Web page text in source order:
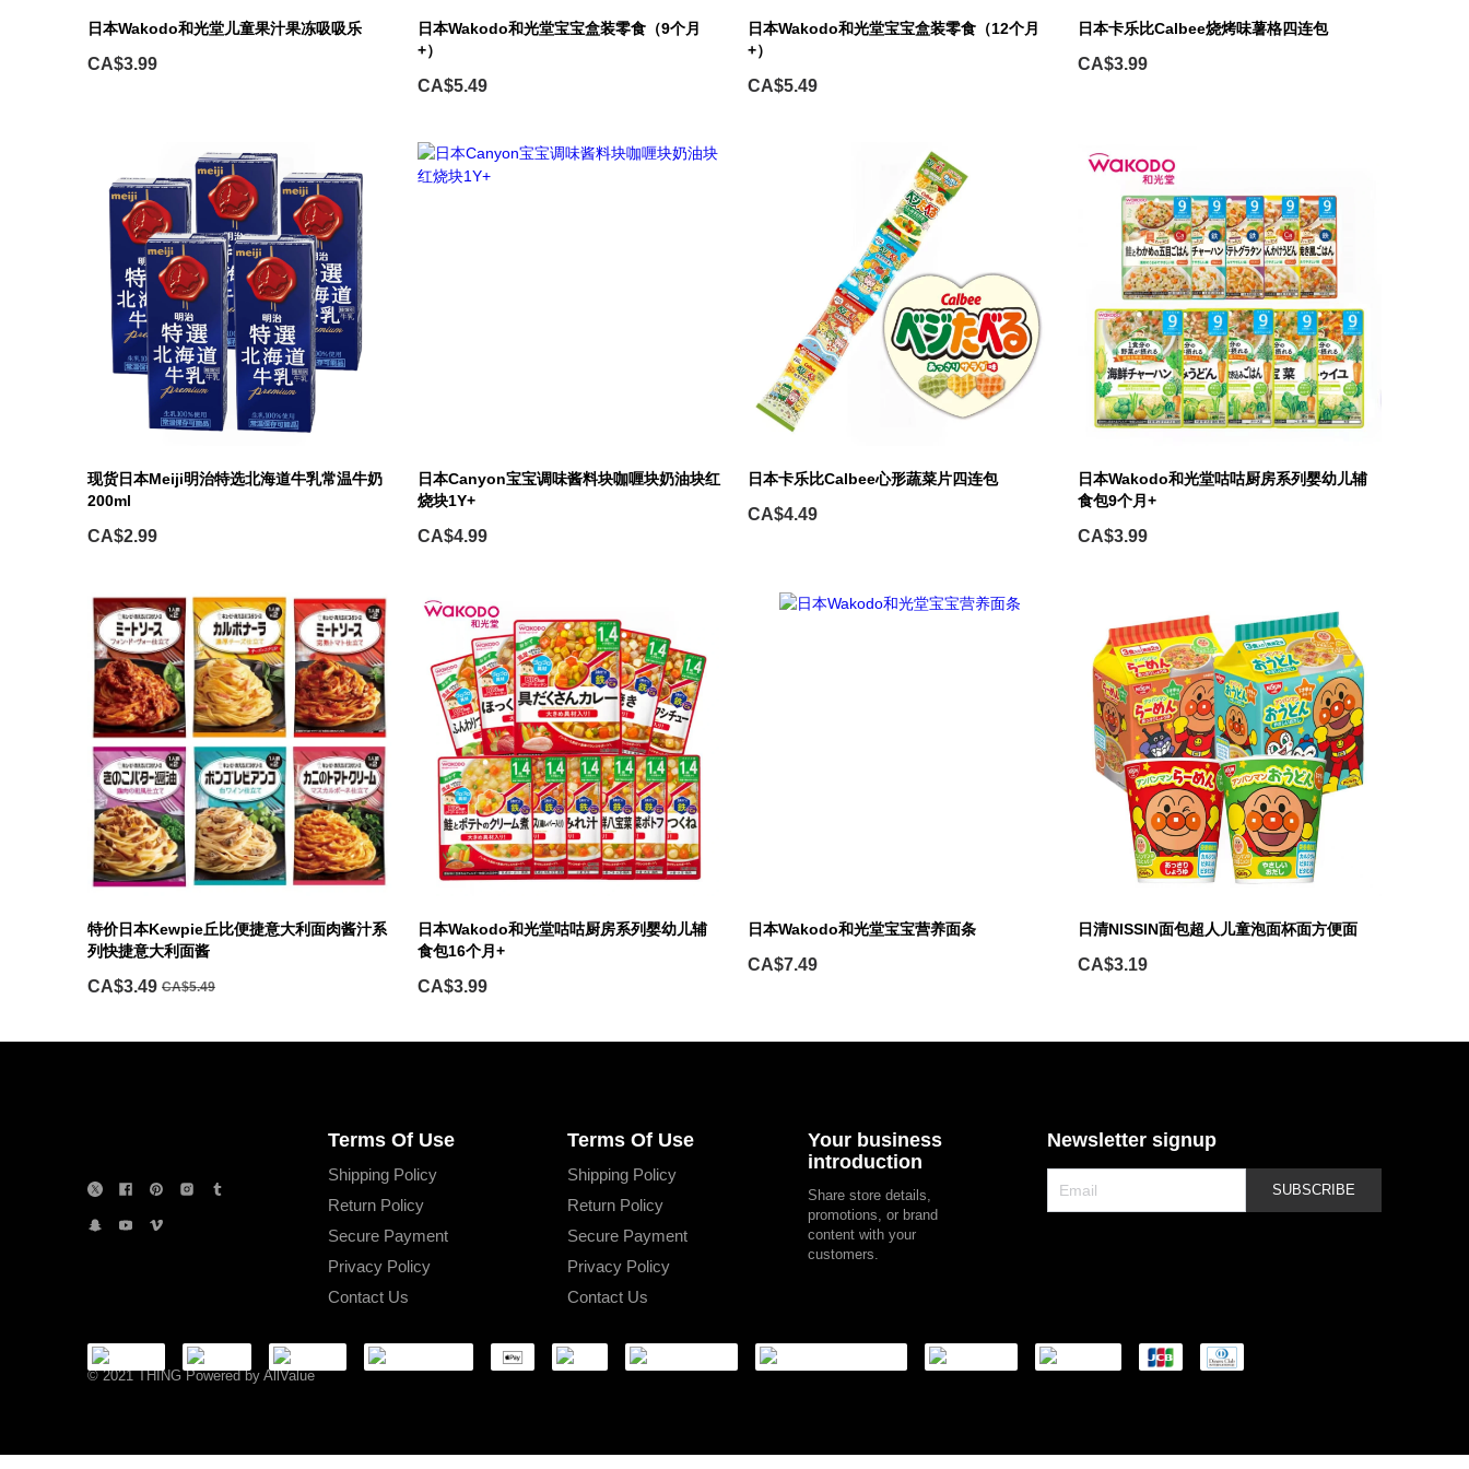
日本Wakodo和光堂儿童果汁果冻吸吸乐
CA$3.99
日本Wakodo和光堂宝宝盒装零食（9个月
+）
CA$5.49
日本Wakodo和光堂宝宝盒装零食（12个月
+）
CA$5.49
日本卡乐比Calbee烧烤味薯格四连包
CA$3.99
现货日本Meiji明治特选北海道牛乳常温牛奶
200ml
CA$2.99
日本Canyon宝宝调味酱料块咖喱块奶油块红
烧块1Y+
CA$4.99
日本卡乐比Calbee心形蔬菜片四连包
CA$4.49
日本Wakodo和光堂咕咕厨房系列婴幼儿辅
食包9个月+
CA$3.99
特价日本Kewpie丘比便捷意大利面肉酱汁系
列快捷意大利面酱
CA$3.49 CA$5.49
日本Wakodo和光堂咕咕厨房系列婴幼儿辅
食包16个月+
CA$3.99
日本Wakodo和光堂宝宝营养面条
CA$7.49
日清NISSIN面包超人儿童泡面杯面方便面
CA$3.19
Terms Of Use
Shipping Policy
Return Policy
Secure Payment
Privacy Policy
Contact Us
Terms Of Use
Shipping Policy
Return Policy
Secure Payment
Privacy Policy
Contact Us
Your business
introduction
Share store details,
promotions, or brand
content with your
customers.
Newsletter signup
SUBSCRIBE
© 2021 THING Powered by AllValue